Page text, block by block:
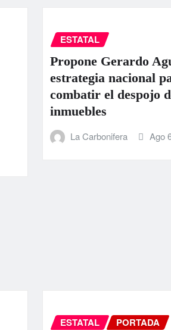
ESTATAL
Propone Gerardo
estrategia nacional
combatir el despojo
inmuebles
La Carbonifera Ago
ESTATAL PORTADA